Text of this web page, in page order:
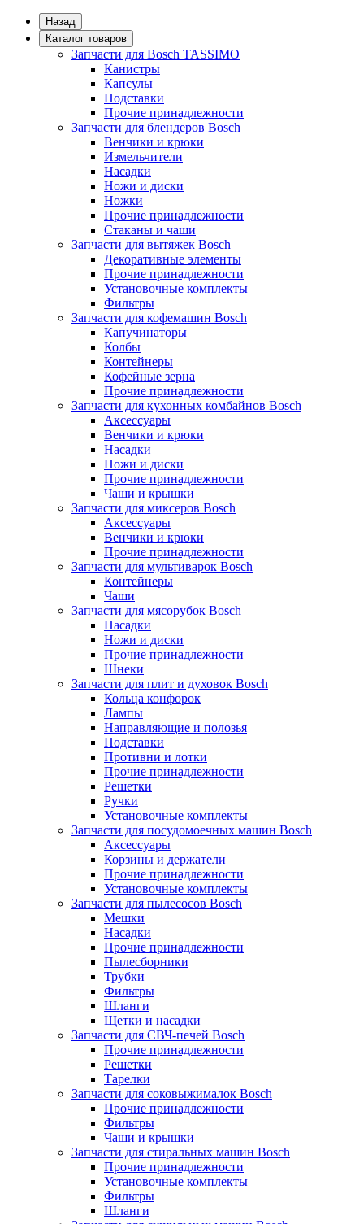
Назад
Каталог товаров
Запчасти для Bosch TASSIMO
Канистры
Капсулы
Подставки
Прочие принадлежности
Запчасти для блендеров Bosch
Венчики и крюки
Измельчители
Насадки
Ножи и диски
Ножки
Прочие принадлежности
Стаканы и чаши
Запчасти для вытяжек Bosch
Декоративные элементы
Прочие принадлежности
Установочные комплекты
Фильтры
Запчасти для кофемашин Bosch
Капучинаторы
Колбы
Контейнеры
Кофейные зерна
Прочие принадлежности
Запчасти для кухонных комбайнов Bosch
Аксессуары
Венчики и крюки
Насадки
Ножи и диски
Прочие принадлежности
Чаши и крышки
Запчасти для миксеров Bosch
Аксессуары
Венчики и крюки
Прочие принадлежности
Запчасти для мультиварок Bosch
Контейнеры
Чаши
Запчасти для мясорубок Bosch
Насадки
Ножи и диски
Прочие принадлежности
Шнеки
Запчасти для плит и духовок Bosch
Кольца конфорок
Лампы
Направляющие и полозья
Подставки
Противни и лотки
Прочие принадлежности
Решетки
Ручки
Установочные комплекты
Запчасти для посудомоечных машин Bosch
Аксессуары
Корзины и держатели
Прочие принадлежности
Установочные комплекты
Запчасти для пылесосов Bosch
Мешки
Насадки
Прочие принадлежности
Пылесборники
Трубки
Фильтры
Шланги
Щетки и насадки
Запчасти для СВЧ-печей Bosch
Прочие принадлежности
Решетки
Тарелки
Запчасти для соковыжималок Bosch
Прочие принадлежности
Фильтры
Чаши и крышки
Запчасти для стиральных машин Bosch
Прочие принадлежности
Установочные комплекты
Фильтры
Шланги